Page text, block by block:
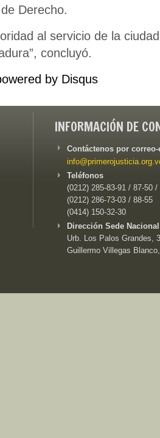
Derecho.
al servicio de la
concluyó.
by Disqus
INFORMACIÓN DE
Contáctenos por
Teléfonos
(0212) 285-83-91 / 87-50 /
(0212) 286-73-03 / 88-55
(0414) 150-32-30
Dirección Sede
Urb. Los Palos Grandes,
Guillermo Villegas